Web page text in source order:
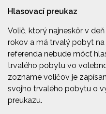
Hlasovací preukaz
Volič, ktorý najneskôr v
rokov a má trvalý pobyt
referenda nebude môcť
trvalého pobytu vo
zozname voličov je
svojho trvalého pobytu o
preukazu.